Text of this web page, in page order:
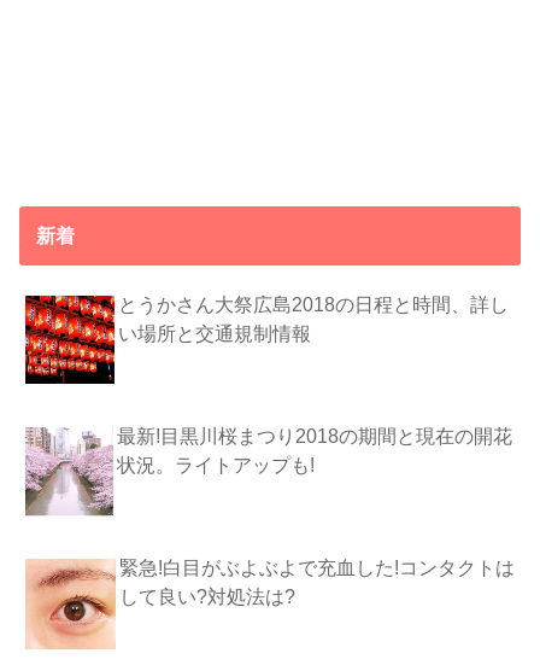
新着
とうかさん大祭広島2018の日程と時間、詳し
い場所と交通規制情報
最新!目黒川桜まつり2018の期間と現在の開花
状況。ライトアップも!
緊急!白目がぶよぶよで充血した!コンタクトは
して良い?対処法は?